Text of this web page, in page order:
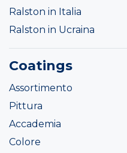
Ralston in Italia
Ralston in Ucraina
Coatings
Assortimento
Pittura
Accademia
Colore